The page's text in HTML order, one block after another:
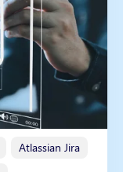
Atlassian Jira